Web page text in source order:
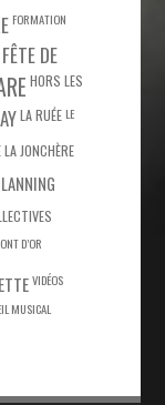
FORMATION
FÊTE DE
HORS LES
LA RUÉE LE
JONCHÈRE
D’OR
VIDÉOS
MUSICAL